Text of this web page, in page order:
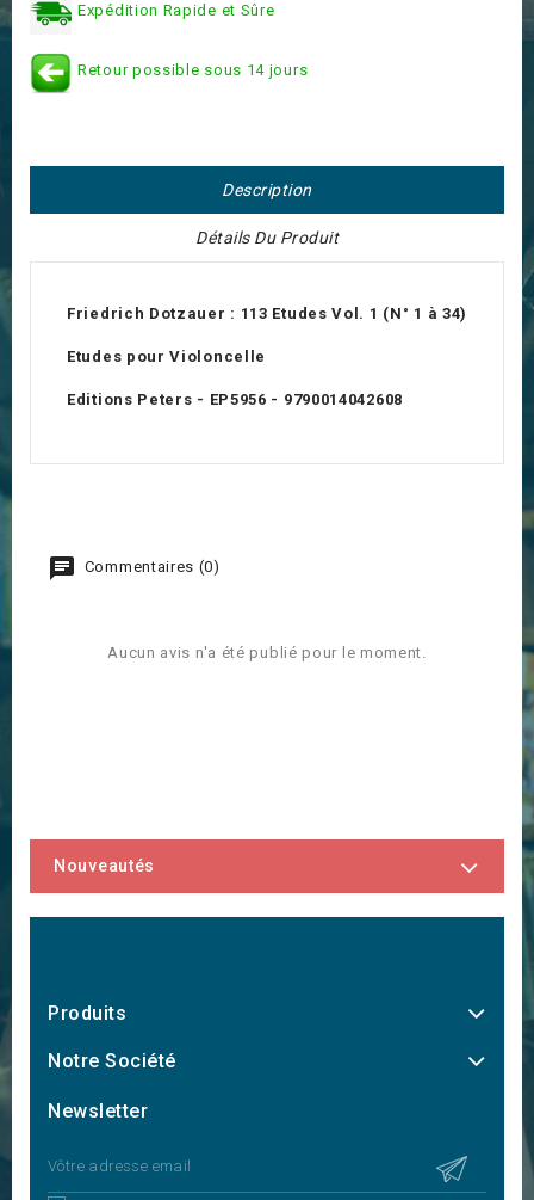
Expédition Rapide et Sûre
Retour possible sous 14 jours
Description
Détails Du Produit
Friedrich Dotzauer : 113 Etudes Vol. 1 (N° 1 à 34)
Etudes pour Violoncelle
Editions Peters - EP5956 - 9790014042608
Commentaires (0)
Aucun avis n'a été publié pour le moment.
Nouveautés
Produits
Notre Société
Newsletter